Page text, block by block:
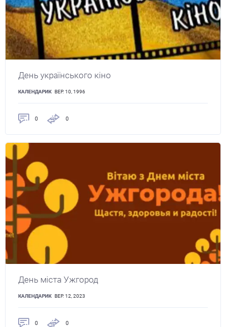
День українського кіно
КАЛЕНДАРИК ВЕР. 10, 1996
0 0
День міста Ужгород
КАЛЕНДАРИК ВЕР. 12, 2023
0 0